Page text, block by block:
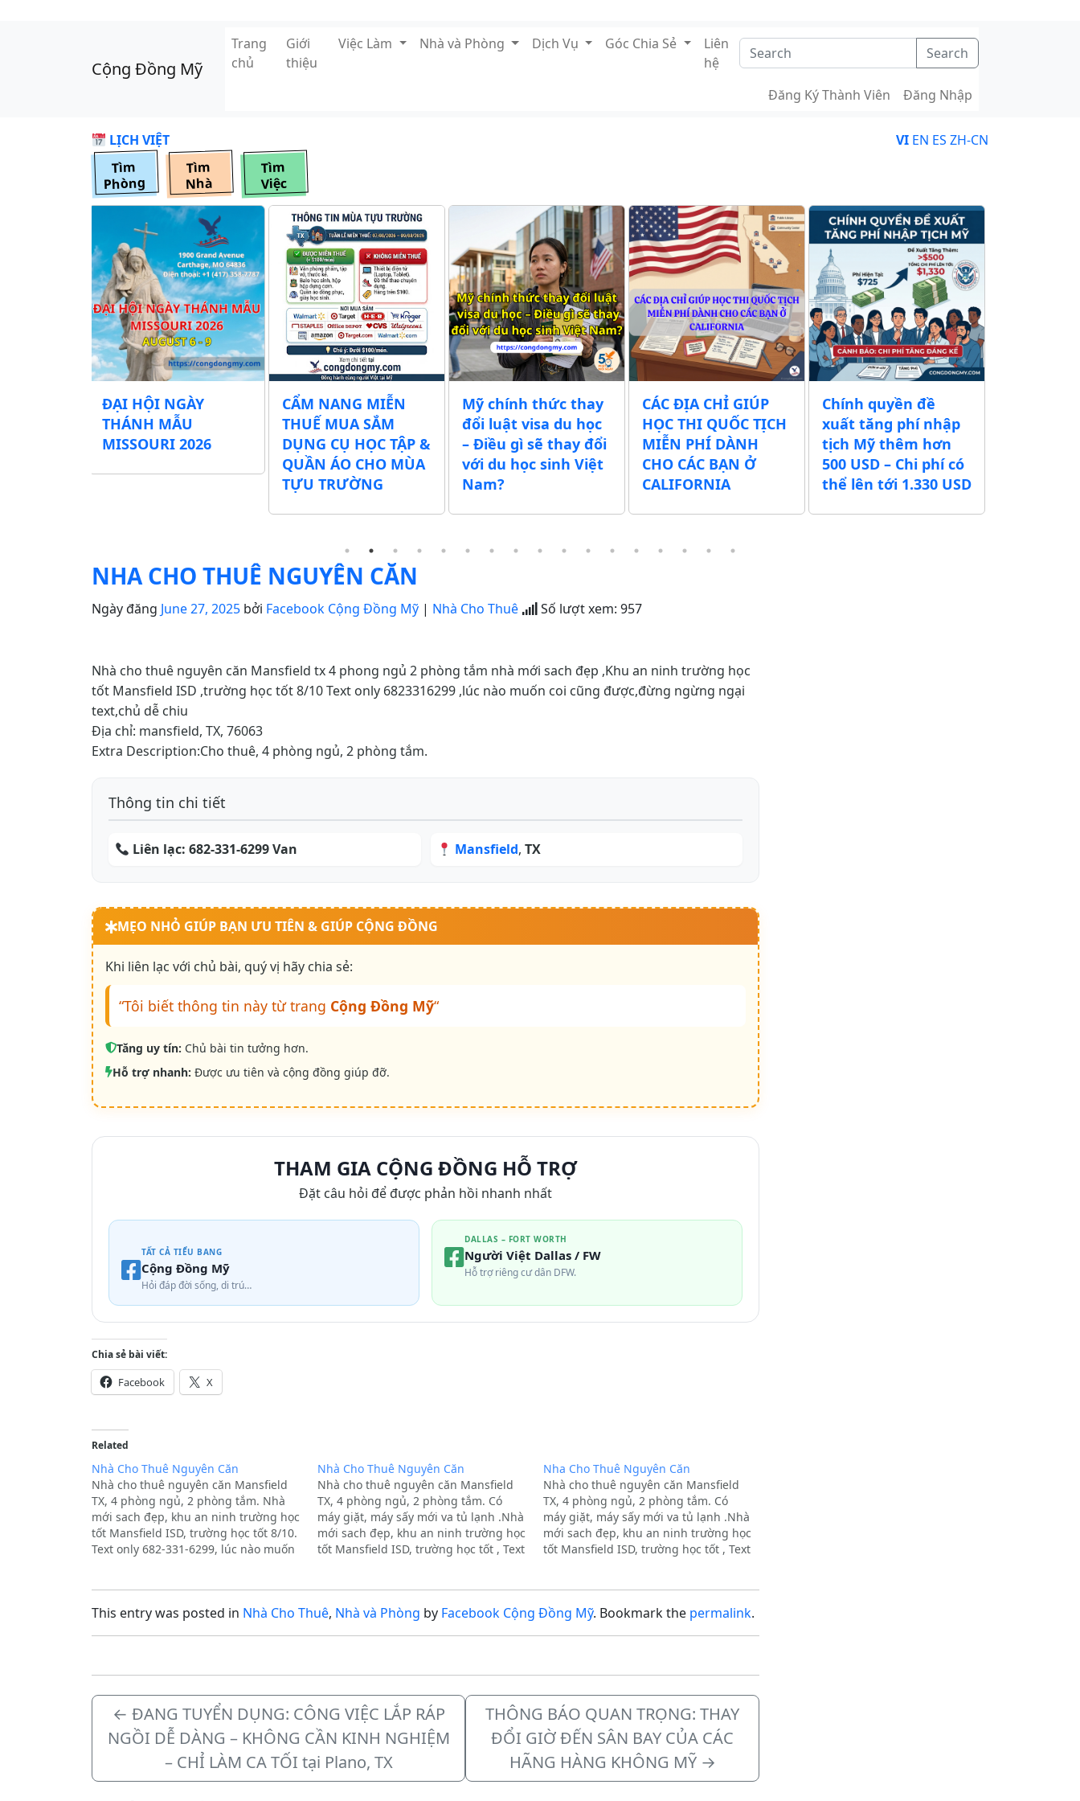
Cộng Đồng Mỹ
Trang
chủ
Giới
thiệu
Việc Làm Nhà và Phòng Dịch Vụ Góc Chia Sẻ
Liên
hệ
Search
Đăng Ký Thành Viên Đăng Nhập
LỊCH VIỆT VI EN ES ZH-CN
Tìm
Phòng
Tìm
Nhà
Tìm
Việc
ĐẠI HỘI NGÀY
THÁNH MẪU
MISSOURI 2026
CẨM NANG MIỄN
THUẾ MUA SẮM
DỤNG CỤ HỌC TẬP &
QUẦN ÁO CHO MÙA
TỰU TRƯỜNG
Mỹ chính thức thay
đổi luật visa du học
– Điều gì sẽ thay đổi
với du học sinh Việt
Nam?
CÁC ĐỊA CHỈ GIÚP
HỌC THI QUỐC TỊCH
MIỄN PHÍ DÀNH
CHO CÁC BẠN Ở
CALIFORNIA
Chính quyền đề
xuất tăng phí nhập
tịch Mỹ thêm hơn
500 USD – Chi phí có
thể lên tới 1.330 USD
NHA CHO THUÊ NGUYÊN CĂN
Ngày đăng June 27, 2025 bởi Facebook Cộng Đồng Mỹ | Nhà Cho Thuê Số lượt xem: 957
Nhà cho thuê nguyên căn Mansfield tx 4 phong ngủ 2 phòng tắm nhà mới sach đẹp ,Khu an ninh trường học
tốt Mansfield ISD ,trường học tốt 8/10 Text only 6823316299 ,lúc nào muốn coi cũng được,đừng ngừng ngại
text,chủ dễ chiu
Địa chỉ: mansfield, TX, 76063
Extra Description:Cho thuê, 4 phòng ngủ, 2 phòng tắm.
Thông tin chi tiết
Liên lạc:682-331-6299 Van Mansfield, TX
MẸO NHỎ GIÚP BẠN ƯU TIÊN & GIÚP CỘNG ĐỒNG
Khi liên lạc với chủ bài, quý vị hãy chia sẻ:
“Tôi biết thông tin này từ trang Cộng Đồng Mỹ“
Tăng uy tín: Chủ bài tin tưởng hơn.
Hỗ trợ nhanh: Được ưu tiên và cộng đồng giúp đỡ.
THAM GIA CỘNG ĐỒNG HỖ TRỢ
Đặt câu hỏi để được phản hồi nhanh nhất
TẤT CẢ TIỂU BANG
Cộng Đồng Mỹ
Hỏi đáp đời sống, di trú…
DALLAS – FORT WORTH
Người Việt Dallas / FW
Hỗ trợ riêng cư dân DFW.
Chia sẻ bài viết:
Facebook X
Related
Nhà Cho Thuê Nguyên Căn
Nhà cho thuê nguyên căn Mansfield
TX, 4 phòng ngủ, 2 phòng tắm. Nhà
mới sach đẹp, khu an ninh trường học
tốt Mansfield ISD, trường học tốt 8/10.
Text only 682-331-6299, lúc nào muốn
Nhà Cho Thuê Nguyên Căn
Nhà cho thuê nguyên căn Mansfield
TX, 4 phòng ngủ, 2 phòng tắm. Có
máy giặt, máy sấy mới va tủ lạnh .Nhà
mới sach đẹp, khu an ninh trường học
tốt Mansfield ISD, trường học tốt , Text
Nha Cho Thuê Nguyên Căn
Nhà cho thuê nguyên căn Mansfield
TX, 4 phòng ngủ, 2 phòng tắm. Có
máy giặt, máy sấy mới va tủ lạnh .Nhà
mới sach đẹp, khu an ninh trường học
tốt Mansfield ISD, trường học tốt , Text
This entry was posted in Nhà Cho Thuê, Nhà và Phòng by Facebook Cộng Đồng Mỹ. Bookmark the permalink.
← ĐANG TUYỂN DỤNG: CÔNG VIỆC LẮP RÁP
NGỒI DỄ DÀNG – KHÔNG CẦN KINH NGHIỆM
– CHỈ LÀM CA TỐI tại Plano, TX
THÔNG BÁO QUAN TRỌNG: THAY
ĐỔI GIỜ ĐẾN SÂN BAY CỦA CÁC
HÃNG HÀNG KHÔNG MỸ →